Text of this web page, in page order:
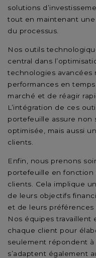
solutions
tout en maintenant
du processus.
Nos outils
central dans
technologies avancées
performances en
marché et de réagir
L’intégration de ces
portefeuille assure non
optimisée, mais aussi
clients.
Enfin, nous prenons
portefeuille en fonction
clients. Cela implique
de leurs objectifs
et de leurs préférences
Nos équipes travaillent
chaque client pour
seulement répondent
s’adaptent également